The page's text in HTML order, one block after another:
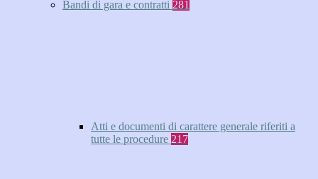
Bandi di gara e contratti 281
Atti e documenti di carattere generale riferiti a
tutte le procedure 217